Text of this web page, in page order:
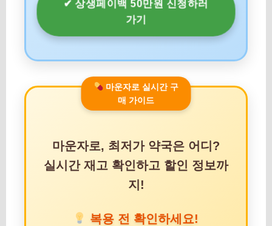
✔ 상생페이백 50만원 신청하러
가기
마운자로 실시간 구
매 가이드
마운자로, 최저가 약국은 어디?
실시간 재고 확인하고 할인 정보까
지!
복용 전 확인하세요!